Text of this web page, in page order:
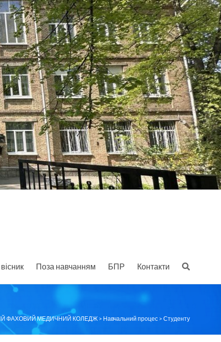
Поза навчанням БПР Контакти
ФАХОВИЙ МЕДИЧНИЙ КОЛЕДЖ > Навчальний процес > Студенту